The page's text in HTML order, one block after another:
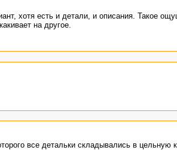
хотя есть и детали, и описания. Такое
на другое.
все детальки складывались в цельную